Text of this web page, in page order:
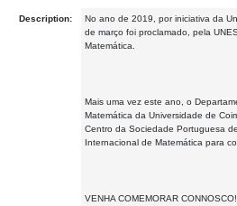
Description:
No ano de 2019, por iniciativa da
de março foi proclamado, pela
Matemática.
Mais uma vez este ano, o
Matemática da Universidade de
Centro da Sociedade Portuguesa
Internacional de Matemática para
VENHA COMEMORAR CONNOSCO!